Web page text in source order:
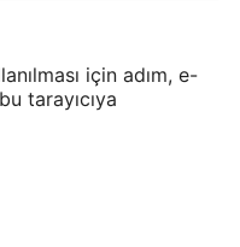
için adım, e-
tarayıcıya